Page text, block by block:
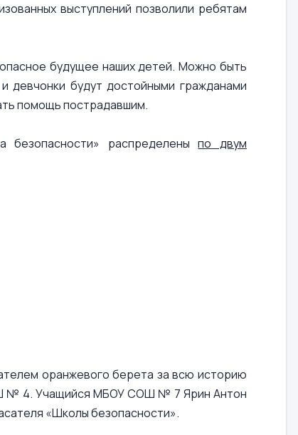
выступлений позволили ребятам
будущее наших детей. Можно быть
девчонки будут достойными гражданами
помощь пострадавшим.
безопасности» распределеныпо двум
оранжевого берета за всю историю
№ 4. Учащийся МБОУ СОШ № 7 Ярин Антон
«Школы безопасности».